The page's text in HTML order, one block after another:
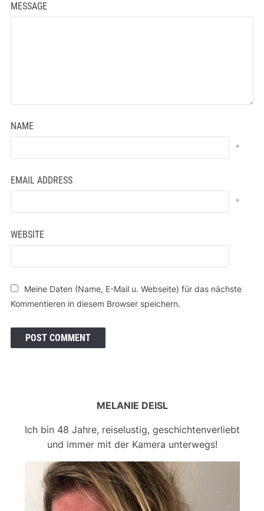
MESSAGE
NAME
*
EMAIL ADDRESS
*
WEBSITE
Meine Daten (Name, E-Mail u. Webseite) für das nächste
Kommentieren in diesem Browser speichern.
MELANIE DEISL
Ich bin 48 Jahre, reiselustig, geschichtenverliebt
und immer mit der Kamera unterwegs!